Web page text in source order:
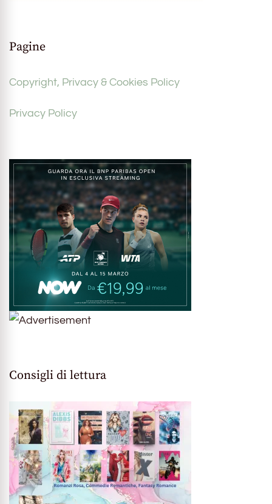
Pagine
Copyright, Privacy & Cookies Policy
Privacy Policy
Consigli di lettura